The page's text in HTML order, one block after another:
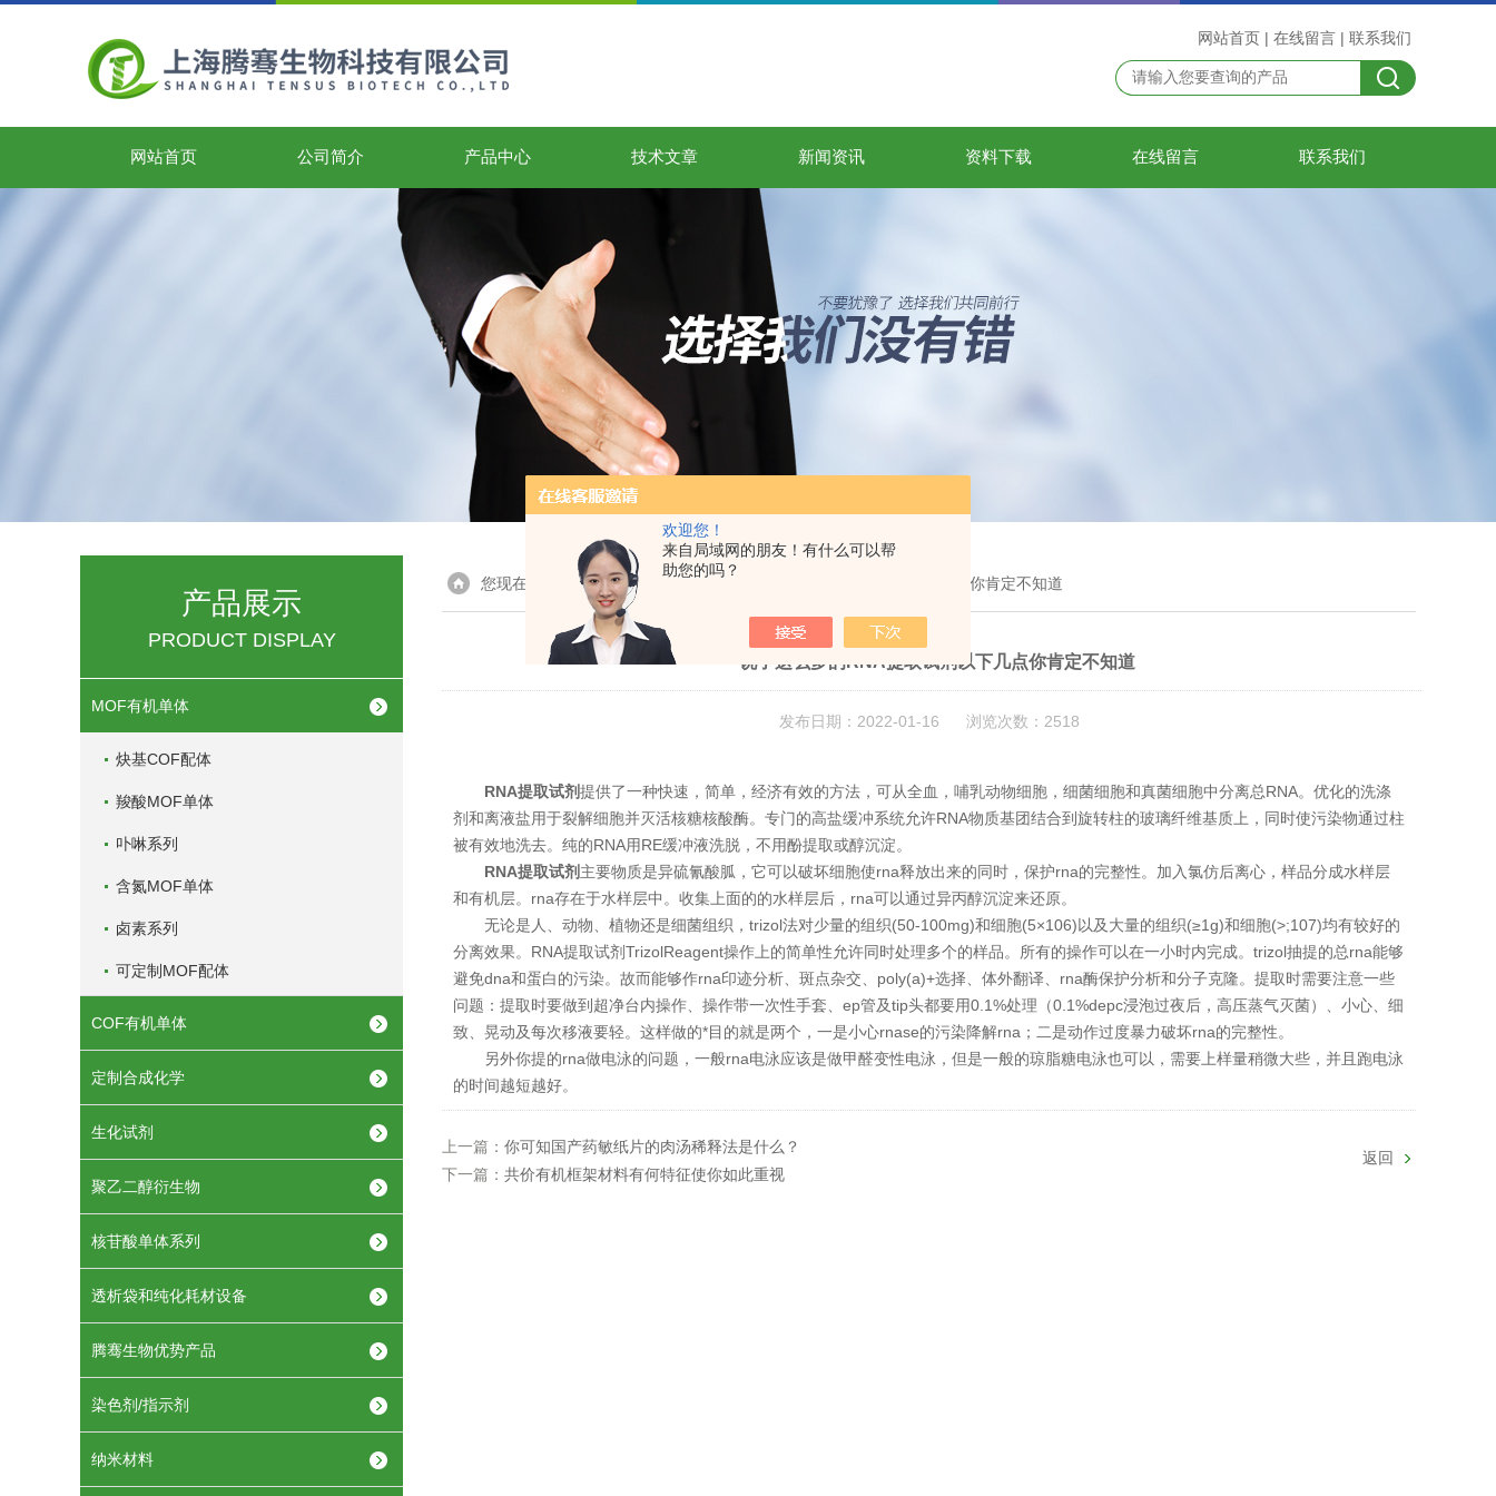
欢迎您！
来自局域网的朋友！有什么可以帮
助您的吗？
网站首页 | 在线留言 | 联系我们
网站首页 公司简介 产品中心 技术文章 新闻资讯 资料下载 在线留言 联系我们
产品展示
PRODUCT DISPLAY
MOF有机单体
炔基COF配体
羧酸MOF单体
卟啉系列
含氮MOF单体
卤素系列
可定制MOF配体
COF有机单体
定制合成化学
生化试剂
聚乙二醇衍生物
核苷酸单体系列
透析袋和纯化耗材设备
腾骞生物优势产品
染色剂/指示剂
纳米材料
您现在的位置：首页> 新闻中心 > 说了这么多的RNA提取试剂以下几点你肯定不知道
说了这么多的RNA提取试剂以下几点你肯定不知道
发布日期：2022-01-16 浏览次数：2518
RNA提取试剂提供了一种快速，简单，经济有效的方法，可从全血，哺乳动物细胞，细菌细胞和真菌细胞中分离总RNA。优化的洗涤
剂和离液盐用于裂解细胞并灭活核糖核酸酶。专门的高盐缓冲系统允许RNA物质基团结合到旋转柱的玻璃纤维基质上，同时使污染物通过柱
被有效地洗去。纯的RNA用RE缓冲液洗脱，不用酚提取或醇沉淀。
RNA提取试剂 主要物质是异硫氰酸胍，它可以破坏细胞使rna释放出来的同时，保护rna的完整性。加入氯仿后离心，样品分成水样层
和有机层。rna存在于水样层中。收集上面的的水样层后，rna可以通过异丙醇沉淀来还原。
无论是人、动物、植物还是细菌组织，trizol法对少量的组织(50-100mg)和细胞(5×106)以及大量的组织(≥1g)和细胞(>;107)均有较好的
分离效果。RNA提取试剂TrizolReagent操作上的简单性允许同时处理多个的样品。所有的操作可以在一小时内完成。trizol抽提的总rna能够
避免dna和蛋白的污染。故而能够作rna印迹分析、斑点杂交、poly(a)+选择、体外翻译、rna酶保护分析和分子克隆。提取时需要注意一些
问题：提取时要做到超净台内操作、操作带一次性手套、ep管及tip头都要用0.1%处理（0.1%depc浸泡过夜后，高压蒸气灭菌）、小心、细
致、晃动及每次移液要轻。这样做的*目的就是两个，一是小心rnase的污染降解rna；二是动作过度暴力破坏rna的完整性。
另外你提的rna做电泳的问题，一般rna电泳应该是做甲醛变性电泳，但是一般的琼脂糖电泳也可以，需要上样量稍微大些，并且跑电泳
的时间越短越好。
上一篇： 你可知国产药敏纸片的肉汤稀释法是什么？
下一篇： 共价有机框架材料有何特征使你如此重视
返回